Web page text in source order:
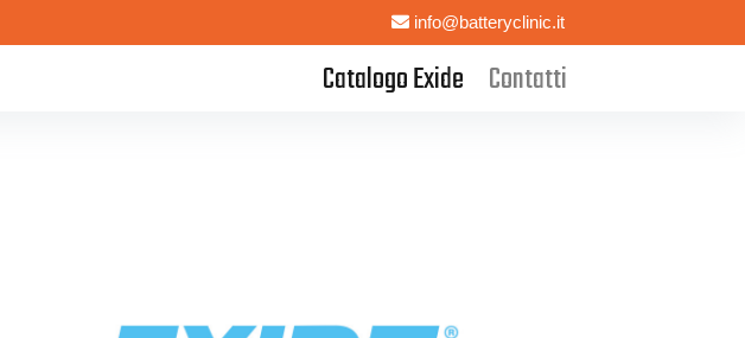
info@batteryclinic.it
Catalogo Exide Contatti